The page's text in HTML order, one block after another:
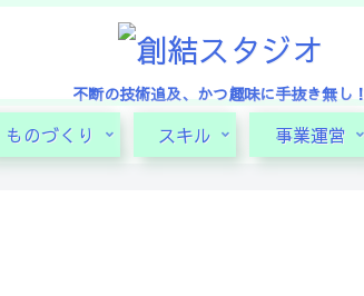
不断の技術追及、かつ趣味に手抜き無し！
ものづくり スキル 事業運営